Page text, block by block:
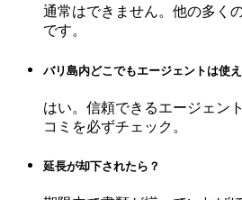
通常はできません。他の多く
です。
バリ島内どこでもエージェントは使
はい。信頼できるエージェン
コミを必ずチェック。
延長が却下されたら？